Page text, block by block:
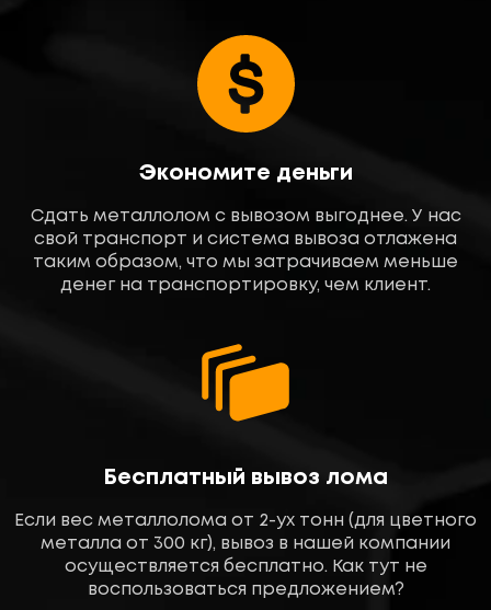
Экономите деньги
Сдать металлолом с вывозом выгоднее. У нас
свой транспорт и система вывоза отлажена
таким образом, что мы затрачиваем меньше
денег на транспортировку, чем клиент.
Бесплатный вывоз лома
Если вес металлолома от 2-ух тонн (для цветного
металла от 300 кг), вывоз в нашей компании
осуществляется бесплатно. Как тут не
воспользоваться предложением?